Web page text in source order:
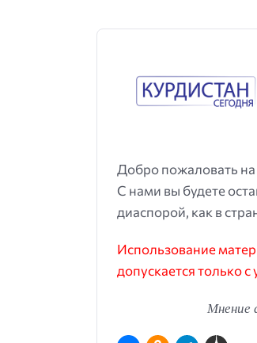
Добро пожаловать на
С нами вы будете
диаспорой, как в
Использование
допускается только
Мнение